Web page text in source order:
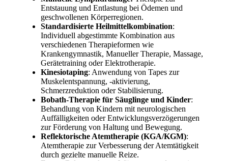
Entstauung und Entlastung bei Ödemen und
geschwollenen Körperregionen.
Standardisierte Heilmittelkombination:
Individuell abgestimmte Kombination aus
verschiedenen Therapieformen wie
Krankengymnastik, Manueller Therapie, Massage,
Gerätetraining oder Elektrotherapie.
Kinesiotaping: Anwendung von Tapes zur
Muskelentspannung, -aktivierung,
Schmerzreduktion oder Stabilisierung.
Bobath-Therapie für Säuglinge und Kinder:
Behandlung von Kindern mit neurologischen
Auffälligkeiten oder Entwicklungsverzögerungen
zur Förderung von Haltung und Bewegung.
Reflektorische Atemtherapie (KGA/KGM):
Atemtherapie zur Verbesserung der Atemtätigkeit
durch gezielte manuelle Reize.